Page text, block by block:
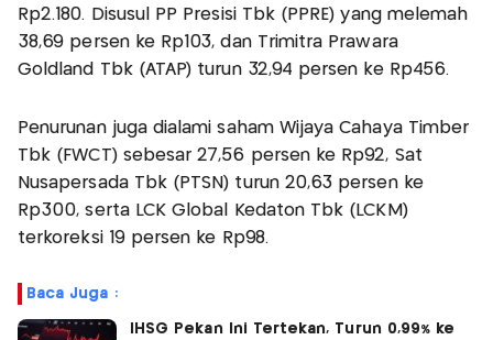
Rp2.180. Disusul PP Presisi Tbk (PPRE) yang melemah
38,69 persen ke Rp103, dan Trimitra Prawara
Goldland Tbk (ATAP) turun 32,94 persen ke Rp456.
Penurunan juga dialami saham Wijaya Cahaya Timber
Tbk (FWCT) sebesar 27,56 persen ke Rp92, Sat
Nusapersada Tbk (PTSN) turun 20,63 persen ke
Rp300, serta LCK Global Kedaton Tbk (LCKM)
terkoreksi 19 persen ke Rp98.
Baca Juga :
IHSG Pekan Ini Tertekan, Turun 0,99% ke